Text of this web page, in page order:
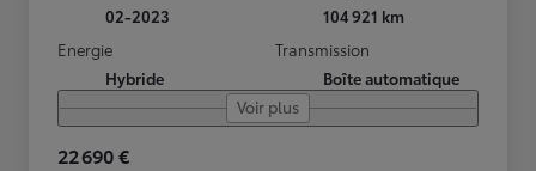
02-2023
104 921 km
Energie
Hybride
Transmission
Boîte automatique
Voir plus
22 690 €